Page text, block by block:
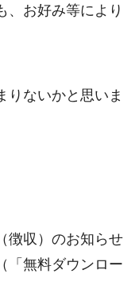
、お好み等により
りないかと思いま
徴収）のお知らせ
「無料ダウンロー